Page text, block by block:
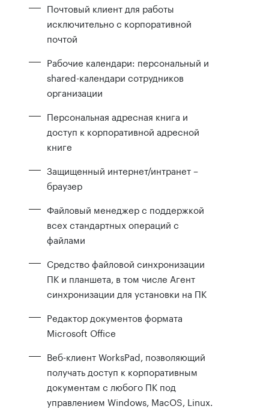
Почтовый клиент для работы
исключительно с корпоративной
почтой
Рабочие календари: персональный и
shared-календари сотрудников
организации
Персональная адресная книга и
доступ к корпоративной адресной
книге
Защищенный интернет/интранет –
браузер
Файловый менеджер c поддержкой
всех стандартных операций с
файлами
Средство файловой синхронизации
ПК и планшета, в том числе Агент
синхронизации для установки на ПК
Редактор документов формата
Microsoft Office
Веб-клиент WorksPad, позволяющий
получать доступ к корпоративным
документам с любого ПК под
управлением Windows, MacOS, Linux.